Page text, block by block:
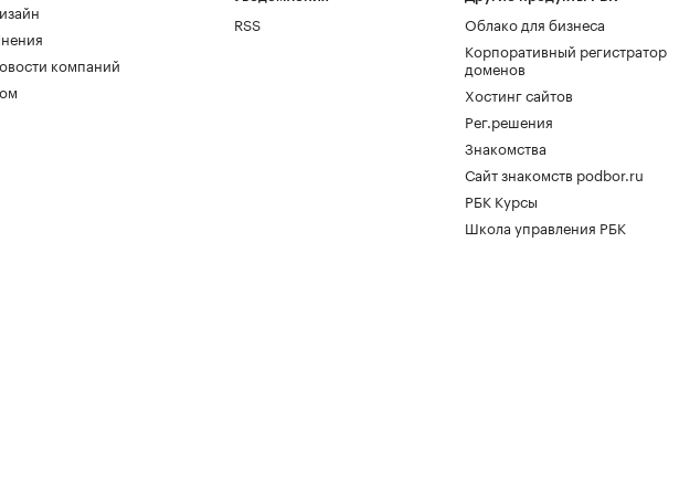
компаний
RSS
Облако для бизнеса
Корпоративный регистратор
доменов
Хостинг сайтов
Рег.решения
Знакомства
Сайт знакомств podbor.ru
РБК Курсы
Школа управления РБК